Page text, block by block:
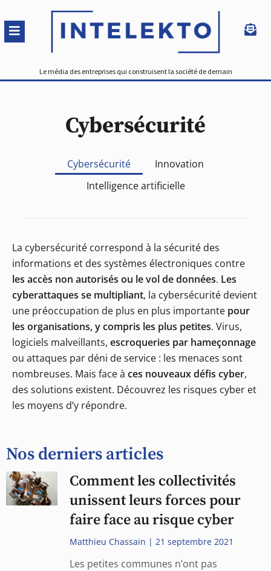
Le média des entreprises qui construisent la société de demain
Cybersécurité
Cybersécurité
Innovation
Intelligence artificielle
La cybersécurité correspond à la sécurité des
informations et des systèmes électroniques contre
les accès non autorisés ou le vol de données. Les
cyberattaques se multipliant, la cybersécurité devient
une préoccupation de plus en plus importante pour
les organisations, y compris les plus petites. Virus,
logiciels malveillants, escroqueries par hameçonnage
ou attaques par déni de service : les menaces sont
nombreuses. Mais face à ces nouveaux défis cyber,
des solutions existent. Découvrez les risques cyber et
les moyens d’y répondre.
Nos derniers articles
Comment les collectivités
unissent leurs forces pour
faire face au risque cyber
Matthieu Chassain 21 septembre 2021
Les petites communes n’ont pas